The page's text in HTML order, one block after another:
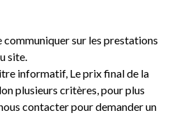
sur les prestations
site.
informatif, Le prix final de la
plusieurs critères, pour plus
contacter pour demander un